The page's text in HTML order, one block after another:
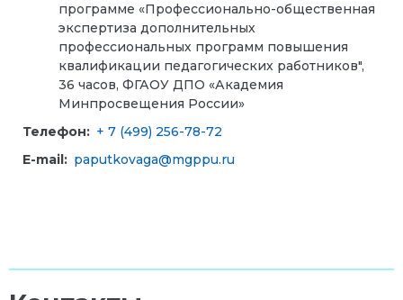
программе «Профессионально-общественная
экспертиза дополнительных
профессиональных программ повышения
квалификации педагогических работников",
36 часов, ФГАОУ ДПО «Академия
Минпросвещения России»
Телефон: + 7 (499) 256-78-72
E-mail: paputkovaga@mgppu.ru